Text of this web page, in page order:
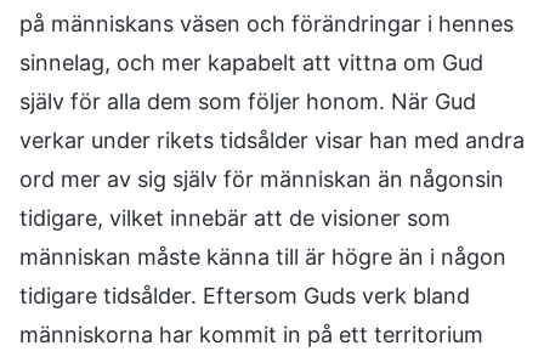
på människans väsen och förändringar i hennes
sinnelag, och mer kapabelt att vittna om Gud
själv för alla dem som följer honom. När Gud
verkar under rikets tidsålder visar han med andra
ord mer av sig själv för människan än någonsin
tidigare, vilket innebär att de visioner som
människan måste känna till är högre än i någon
tidigare tidsålder. Eftersom Guds verk bland
människorna har kommit in på ett territorium